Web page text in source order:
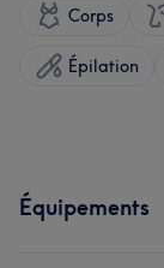
Corps
Épilation
Équipements